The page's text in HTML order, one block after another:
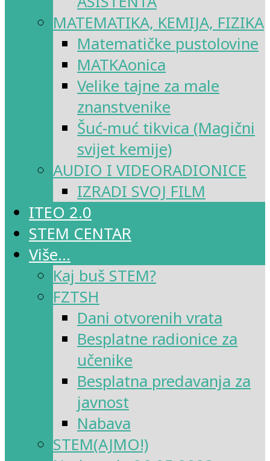
MATEMATIKA, KEMIJA, FIZIKA
Matematičke pustolovine
MATKAonica
Velike tajne za male
znanstvenike
Šuć-muć tikvica (Magični
svijet kemije)
AUDIO I VIDEORADIONICE
IZRADI SVOJ FILM
ITEO 2.0
STEM CENTAR
Više…
Kaj buš STEM?
FZTSH
Dani otvorenih vrata
Besplatne radionice za
učenike
Besplatna predavanja za
javnost
Nabava
STEM(AJMO!)